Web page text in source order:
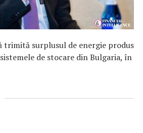
trimită surplusul de energie produs
de stocare din Bulgaria, în